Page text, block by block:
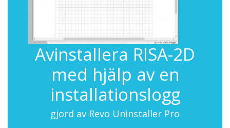
Avinstallera RISA-2D
med hjälp av en
installationslogg
gjord av Revo Uninstaller Pro